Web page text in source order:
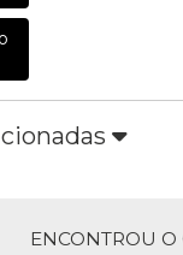
ENCONTROU O